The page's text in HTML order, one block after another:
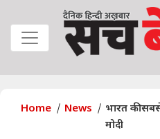
Home News
भारत की सबसे
मोदी